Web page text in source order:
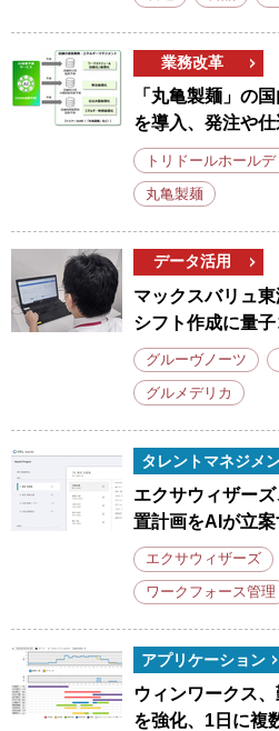
業務改革
「丸亀製麺」の
を導入、発注や
トリドールホール
丸亀製麺
データ活用
マックスバリュ
シフト作成に量
グルーヴノーツ
グルメデリカ
タレントマネジメ
エクサウィザー
置計画をAIが立
エクサウィザーズ
ワークフォース管理
アプリケーション
ウィンワークス
を強化、1日に複